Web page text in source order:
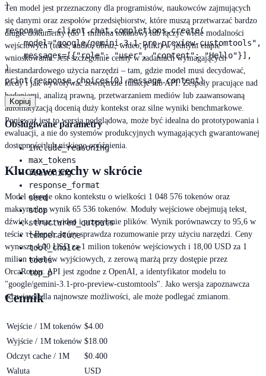
Ten model jest przeznaczony dla programistów, naukowców zajmujących
się danymi oraz zespołów przedsiębiorstw, które muszą przetwarzać bardzo
długie dokumenty (do 1 miliona tokenów) lub łączyć wiele modalności
wejściowych (tekst, audio, obraz, wideo, pliki) w jednym etapie
wnioskowania. Jest szczególnie cenny w zadaniach wymagających
niestandardowego użycia narzędzi – tam, gdzie model musi decydować,
kiedy i jak wywoływać zewnętrzne funkcje lub API. Zespoły pracujące nad
badaniami, analizą prawną, przetwarzaniem mediów lub zaawansowaną
automatyzacją docenią duży kontekst oraz silne wyniki benchmarkowe.
Ponieważ jest to wersja podglądowa, może być idealna do prototypowania i
ewaluacji, a nie do systemów produkcyjnych wymagających gwarantowanej
dostępności lub niskiego opóźnienia.
Kluczowe cechy w skrócie
Model oferuje okno kontekstu o wielkości 1 048 576 tokenów oraz
maksymalny wynik 65 536 tokenów. Moduły wejściowe obejmują tekst,
dźwięk, obraz, wideo i przesyłanie plików. Wynik porównawczy to 95,6 w
teście τ²-Bench, który sprawdza rozumowanie przy użyciu narzędzi. Ceny
wynoszą 4,00 USD za 1 milion tokenów wejściowych i 18,00 USD za 1
milion tokenów wyjściowych, z zerową marżą przy dostępie przez
OrcaRouter. API jest zgodne z OpenAI, a identyfikator modelu to
"google/gemini-3.1-pro-preview-customtools". Jako wersja zapoznawcza
odzwierciedla najnowsze możliwości, ale może podlegać zmianom.
)
response = client.chat.completions.create(
    model="google/gemini-3.1-pro-preview-customtools",
    messages=[{"role": "user", "content": "Hello"}],
)
print(response.choices[0].message.content)
Kopiuj
Obsługiwane parametry
include_reasoning
max_tokens
reasoning
response_format
seed
stop
structured_outputs
temperature
tool_choice
tools
top_p
Cennik
Wejście / 1M tokenów $4.00
Wyjście / 1M tokenów $18.00
Odczyt cache / 1M
$0.400
Waluta
USD